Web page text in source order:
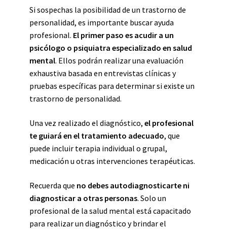
Si sospechas la posibilidad de un trastorno de
personalidad, es importante buscar ayuda
profesional. El primer paso es acudir a un
psicólogo o psiquiatra especializado en salud
mental. Ellos podrán realizar una evaluación
exhaustiva basada en entrevistas clínicas y
pruebas específicas para determinar si existe un
trastorno de personalidad.
Una vez realizado el diagnóstico, el profesional
te guiará en el tratamiento adecuado, que
puede incluir terapia individual o grupal,
medicación u otras intervenciones terapéuticas.
Recuerda que no debes autodiagnosticarte ni
diagnosticar a otras personas. Solo un
profesional de la salud mental está capacitado
para realizar un diagnóstico y brindar el